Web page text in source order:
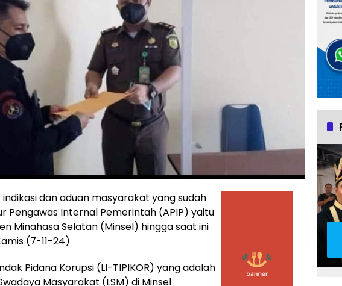
indikasi dan aduan masyarakat yang sudah
Pengawas Internal Pemerintah (APIP) yaitu
Minahasa Selatan (Minsel) hingga saat ini
(7-11-24)
Pidana Korupsi (LI-TIPIKOR) yang adalah
Masyarakat (LSM) di Minsel